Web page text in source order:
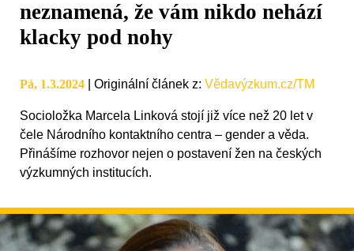
neznamená, že vám nikdo nehází
klacky pod nohy
Pá, 1.3.2024 Originální článek z: Vědavýzkum.cz/TM
Socioložka Marcela Linková stojí již více než 20 let v
čele Národního kontaktního centra – gender a věda.
Přinášíme rozhovor nejen o postavení žen na českých
výzkumných institucích.